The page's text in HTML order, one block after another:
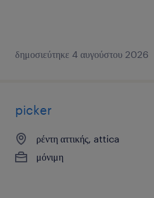
δημοσιεύτηκε 4 αυγούστου 2026
picker
ρέντη αττικής, attica
μόνιμη